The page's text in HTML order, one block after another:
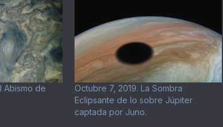
Abismo de
Octubre 7, 2019. La Sombra
Eclipsante de Io sobre Júpiter
captada por Juno.